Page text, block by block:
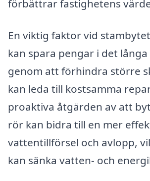
förbättrar fastighetens
En viktig faktor vid
kan spara pengar i det
genom att förhindra större
kan leda till kostsamma
proaktiva åtgärden av att
rör kan bidra till en mer
vattentillförsel och avlopp,
kan sänka vatten- och